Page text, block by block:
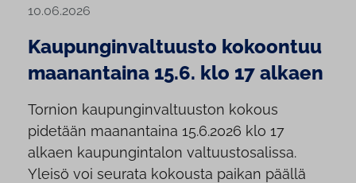
10.06.2026
Kaupunginvaltuusto kokoontuu
maanantaina 15.6. klo 17 alkaen
Tornion kaupunginvaltuuston kokous
pidetään maanantaina 15.6.2026 klo 17
alkaen kaupungintalon valtuustosalissa.
Yleisö voi seurata kokousta paikan päällä